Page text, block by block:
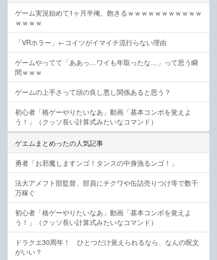
ゲーム実況始めて1ヶ月半俺、飽きるｗｗｗｗｗｗｗｗｗｗｗ
ｗｗｗｗ
「VRホラー」←コイツがイマイチ流行らない理由
ゲームやってて「ああっ…ワイも年取ったな…」って思う瞬
間ｗｗｗ
ゲームの上手さって頭の良し悪し関係あると思う？
初心者「格ゲーやりたいなあ」動画「基本コンボを覚えよ
う！」（クッソ長い計算式みたいなコマンド）
ゲエムまとめったの人気記事
勇者「お邪魔しますンゴ！タンスの中身漁るンゴ！」
法大アメフト部監督、部員にチクワや缶詰売りつけ等で数千
万稼ぐ
初心者「格ゲーやりたいなあ」動画「基本コンボを覚えよ
う！」（クッソ長い計算式みたいなコマンド）
ドラクエ30周年！ ひとつだけ覚えられるなら、なんの呪文
がいい？